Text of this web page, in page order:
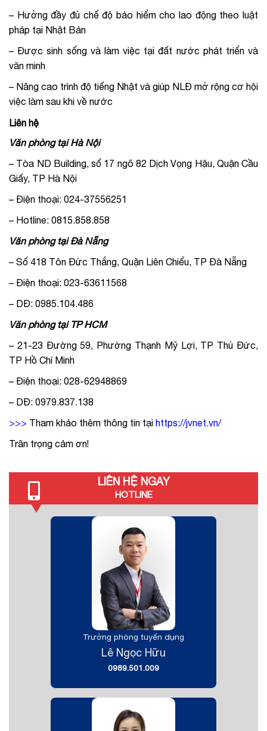
– Hưởng đầy đủ chế độ bảo hiểm cho lao động theo luật
pháp tại Nhật Bản
– Được sinh sống và làm việc tại đất nước phát triển và
văn minh
– Nâng cao trình độ tiếng Nhật và giúp NLĐ mở rộng cơ hội
việc làm sau khi về nước
Liên hệ
Văn phòng tại Hà Nội
– Tòa ND Building, số 17 ngõ 82 Dịch Vọng Hậu, Quận Cầu
Giấy, TP Hà Nội
– Điện thoại: 024-37556251
– Hotline: 0815.858.858
Văn phòng tại Đà Nẵng
– Số 418 Tôn Đức Thắng, Quận Liên Chiểu, TP Đà Nẵng
– Điện thoại: 023-63611568
– DĐ: 0985.104.486
Văn phòng tại TP HCM
– 21-23 Đường 59, Phường Thạnh Mỹ Lợi, TP Thủ Đức,
TP Hồ Chí Minh
– Điện thoại: 028-62948869
– DĐ: 0979.837.138
>>> Tham khảo thêm thông tin tại https://jvnet.vn/
Trân trọng cảm ơn!
LIÊN HỆ NGAY
HOTLINE
Trưởng phòng tuyển dụng
Lê Ngọc Hữu
0989.501.009